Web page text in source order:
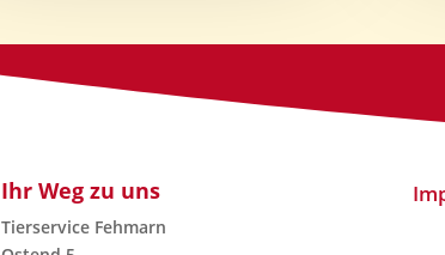
Ihr Weg zu uns
Tierservice Fehmarn